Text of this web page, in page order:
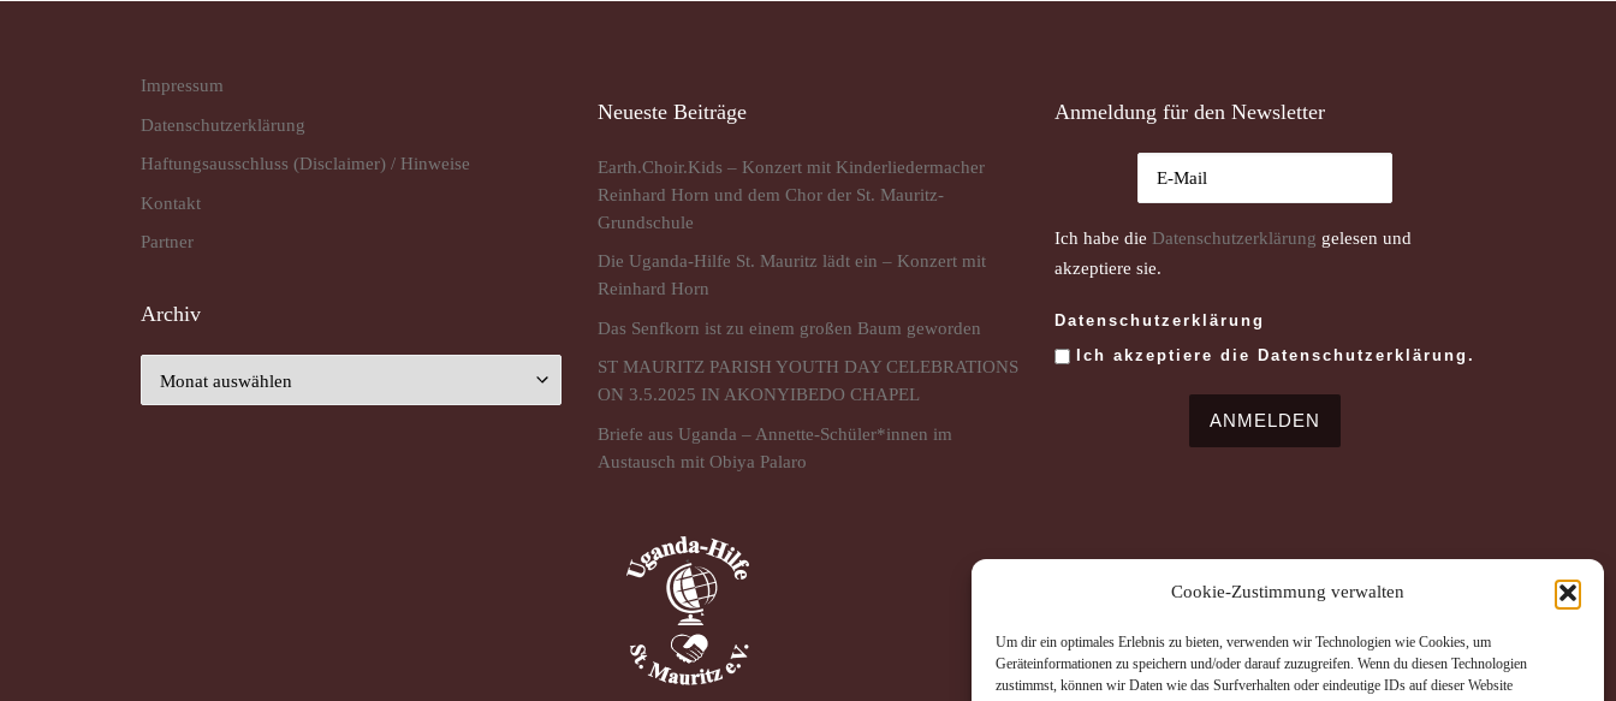
Cookie-Zustimmung verwalten
Um dir ein optimales Erlebnis zu bieten, verwenden wir Technologien wie Cookies, um
Geräteinformationen zu speichern und/oder darauf zuzugreifen. Wenn du diesen Technologien
zustimmst, können wir Daten wie das Surfverhalten oder eindeutige IDs auf dieser Website
Impressum
Datenschutz­erklärung
Haftungsausschluss (Disclaimer) / Hinweise
Kontakt
Partner
Archiv
Neueste Beiträge
Earth.Choir.Kids – Konzert mit Kinderliedermacher
Reinhard Horn und dem Chor der St. Mauritz-
Grundschule
Die Uganda-Hilfe St. Mauritz lädt ein – Konzert mit
Reinhard Horn
Das Senfkorn ist zu einem großen Baum geworden
ST MAURITZ PARISH YOUTH DAY CELEBRATIONS
ON 3.5.2025 IN AKONYIBEDO CHAPEL
Briefe aus Uganda – Annette-Schüler*innen im
Austausch mit Obiya Palaro
Anmeldung für den Newsletter
Ich habe die Datenschutzerklärung gelesen und
akzeptiere sie.
Datenschutzerklärung
Ich akzeptiere die Datenschutzerklärung.